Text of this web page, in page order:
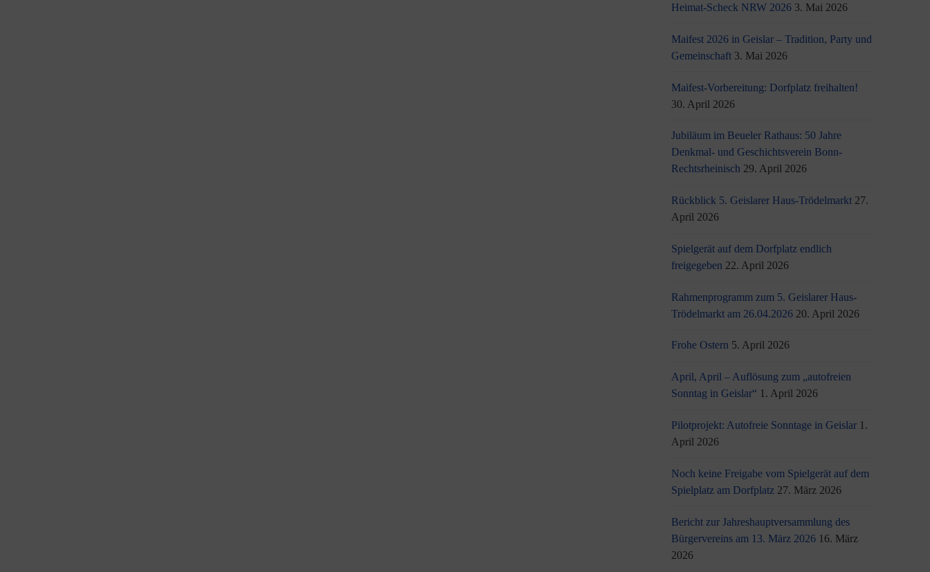
Heimat-Scheck NRW 2026 3. Mai 2026
Maifest 2026 in Geislar – Tradition, Party und
Gemeinschaft 3. Mai 2026
Maifest-Vorbereitung: Dorfplatz freihalten!
30. April 2026
Jubiläum im Beueler Rathaus: 50 Jahre
Denkmal- und Geschichtsverein Bonn-
Rechtsrheinisch 29. April 2026
Rückblick 5. Geislarer Haus-Trödelmarkt 27.
April 2026
Spielgerät auf dem Dorfplatz endlich
freigegeben 22. April 2026
Rahmenprogramm zum 5. Geislarer Haus-
Trödelmarkt am 26.04.2026 20. April 2026
Frohe Ostern 5. April 2026
April, April – Auflösung zum „autofreien
Sonntag in Geislar“ 1. April 2026
Pilotprojekt: Autofreie Sonntage in Geislar 1.
April 2026
Noch keine Freigabe vom Spielgerät auf dem
Spielplatz am Dorfplatz 27. März 2026
Bericht zur Jahreshauptversammlung des
Bürgervereins am 13. März 2026 16. März
2026